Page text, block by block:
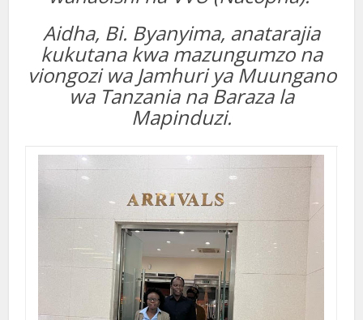
Aidha, Bi. Byanyima, anatarajia
kukutana kwa mazungumzo na
viongozi wa Jamhuri ya Muungano
wa Tanzania na Baraza la
Mapinduzi.